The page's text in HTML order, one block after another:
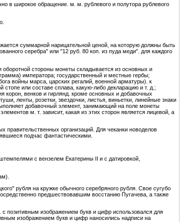
в широкое обращение. м. м. рублевого и полутора рублевого
суммарной нарицательной ценой, на которую должны быть
серебра" или "12 руб. 80 коп. из пуда меди". для каждого
стороны монеты складывается из основных и
императора; государственный и местные гербы;
войны марса, царских регалий, военной арматуры). к
или составе сплава, какую-либо декларацию и т. д.;
корон, венков и гирлянд. кроме основных и добавочных
ленты, розетки, звездочки, листья, виньетки, линейные знаки
добавочный элемент, занимающий на поле монеты
м. т. зависит, какая из этих сторон является лицевой, а
организаций. Для чеканки новоделов
подчас фантастическими.
с вензелем Екатерины II и с датировкой,
рубля на кружке обычного серебряного рубля. Свое сугубо
предшествовавшим восстанию Пугачева, а также
изображением букв и цифр использовался для
изображением букв и цифр наносились надписи на